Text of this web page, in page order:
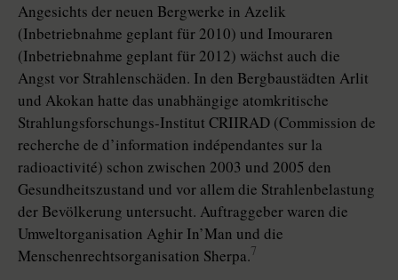
Angesichts der neuen Bergwerke in Azelik
(Inbetriebnahme geplant für 2010) und Imouraren
(Inbetriebnahme geplant für 2012) wächst auch die
Angst vor Strahlenschäden. In den Bergbaustädten Arlit
und Akokan hatte das unabhängige atomkritische
Strahlungsforschungs-Institut CRIIRAD (Commission de
recherche de d’information indépendantes sur la
radioactivité) schon zwischen 2003 und 2005 den
Gesundheitszustand und vor allem die Strahlenbelastung
der Bevölkerung untersucht. Auftraggeber waren die
Umweltorganisation Aghir In’Man und die
Menschenrechtsorganisation Sherpa.7